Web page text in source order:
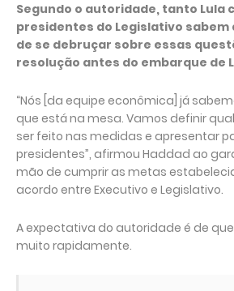
Segundo o autoridade, tanto Lula
presidentes do Legislativo sabem
de se debruçar sobre essas
resolução antes do embarque de
“Nós [da equipe econômica] já
que está na mesa. Vamos definir
ser feito nas medidas e apresentar
presidentes”, afirmou Haddad ao
mão de cumprir as metas
acordo entre Executivo e Legislativo.
A expectativa do autoridade é de
muito rapidamente.